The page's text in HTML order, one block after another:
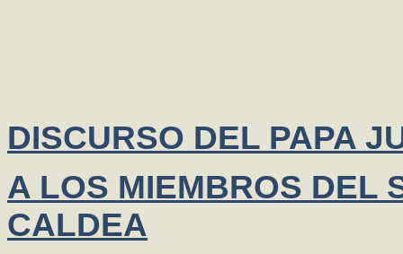
DISCURSO DEL PAPA
A LOS MIEMBROS DEL
CALDEA